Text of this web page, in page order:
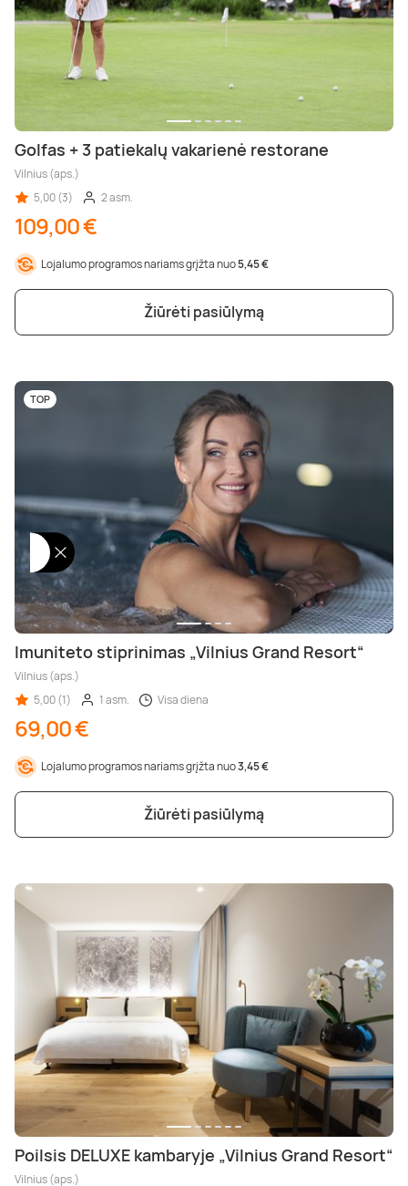
Golfas + 3 patiekalų vakarienė restorane
Vilnius (aps.)
5,00 (3)
2 asm.
109,00 €
Lojalumo programos nariams grįžta nuo5,45 €
Žiūrėti pasiūlymą
TOP
Imuniteto stiprinimas „Vilnius Grand Resort“
Vilnius (aps.)
5,00 (1)
1 asm. Visa diena
69,00 €
Lojalumo programos nariams grįžta nuo3,45 €
Žiūrėti pasiūlymą
Poilsis DELUXE kambaryje „Vilnius Grand Resort“
Vilnius (aps.)